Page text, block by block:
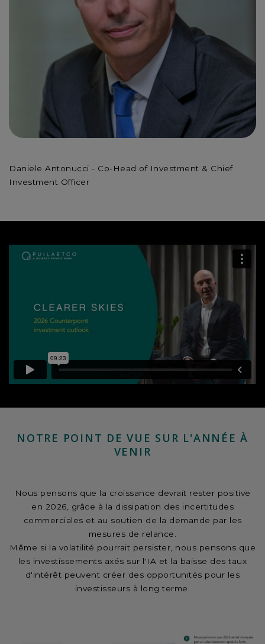
Daniele Antonucci - Co-Head of Investment & Chief
Investment Officer
NOTRE POINT DE VUE SUR L'ANNÉE À
VENIR
Nous pensons que la croissance devrait rester positive
en 2026, grâce à la dissipation des incertitudes
commerciales et au soutien de la demande par les
mesures de relance.
Même si la volatilité pourrait persister, nous pensons que
les investissements axés sur l'IA et la baisse des taux
d'intérêt peuvent créer des opportunités pour les
investisseurs à long terme.